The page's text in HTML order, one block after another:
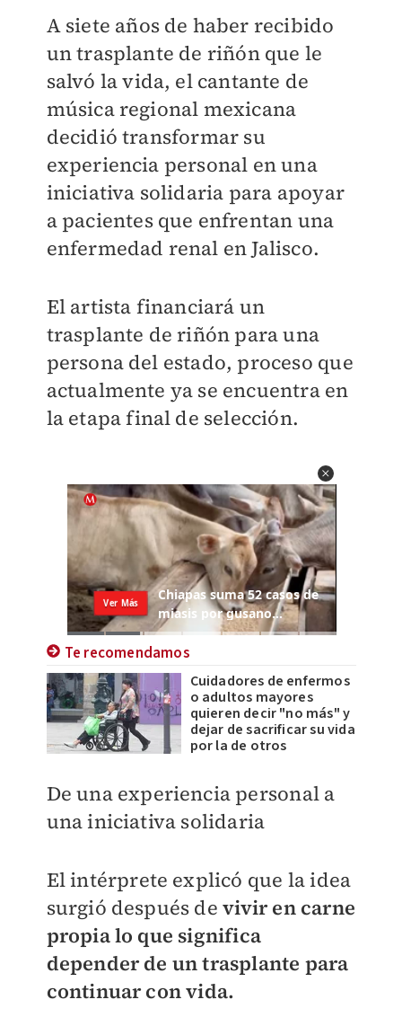
A siete años de haber recibido
un trasplante de riñón que le
salvó la vida, el cantante de
música regional mexicana
decidió transformar su
experiencia personal en una
iniciativa solidaria para apoyar
a pacientes que enfrentan una
enfermedad renal en Jalisco.
El artista financiará un
trasplante de riñón para una
persona del estado, proceso que
actualmente ya se encuentra en
la etapa final de selección.
Te recomendamos
Cuidadores de enfermos
o adultos mayores
quieren decir "no más" y
dejar de sacrificar su vida
por la de otros
De una experiencia personal a
una iniciativa solidaria
El intérprete explicó que la idea
surgió después devivir en carne
propia lo que significa
depender de un trasplante para
continuar con vida.